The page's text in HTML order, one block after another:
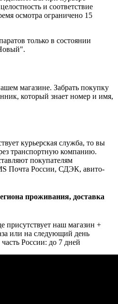
и соответствие
осмотра ограничено 15
только в состоянии
магазине. Забрать покупку
который знает номер и имя,
курьерская служба, то вы
транспортную компанию.
покупателям
Почта России, СДЭК, авито-
проживания, доставка
присутствует наш магазин +
или на следующий день
России: до 7 дней